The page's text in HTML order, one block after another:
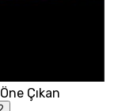
Öne Çıkan